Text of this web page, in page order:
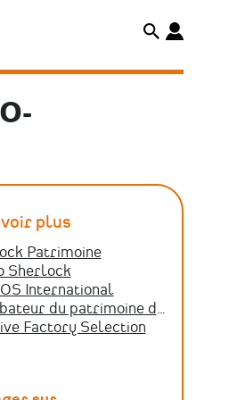
plus
Patrimoine
Sherlock
International
L'incubateur du patrimoine du Centre des monuments nationaux
Factory Selection